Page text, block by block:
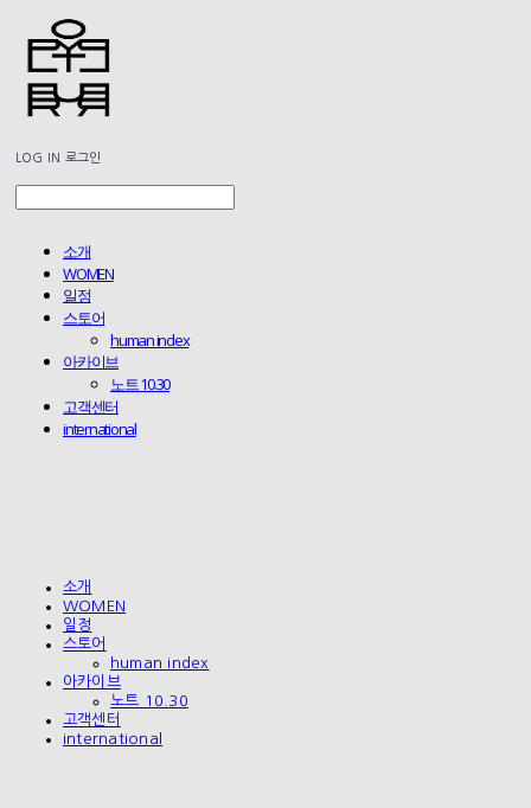
LOG IN 로그인
소개
WOMEN
일정
스토어
human index
아카이브
노트 10.30
고객센터
international
소개
WOMEN
일정
스토어
human index
아카이브
노트 10.30
고객센터
international